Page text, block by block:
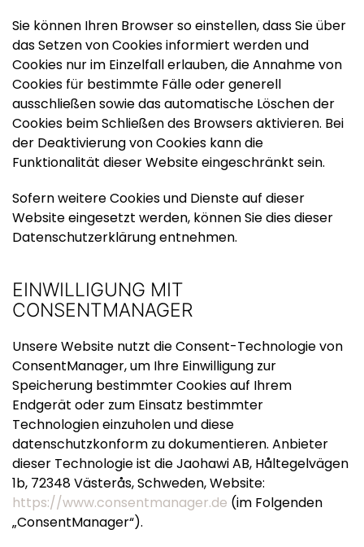
Sie können Ihren Browser so einstellen, dass Sie über
das Setzen von Cookies informiert werden und
Cookies nur im Einzelfall erlauben, die Annahme von
Cookies für bestimmte Fälle oder generell
ausschließen sowie das automatische Löschen der
Cookies beim Schließen des Browsers aktivieren. Bei
der Deaktivierung von Cookies kann die
Funktionalität dieser Website eingeschränkt sein.
Sofern weitere Cookies und Dienste auf dieser
Website eingesetzt werden, können Sie dies dieser
Datenschutzerklärung entnehmen.
EINWILLIGUNG MIT
CONSENTMANAGER
Unsere Website nutzt die Consent-Technologie von
ConsentManager, um Ihre Einwilligung zur
Speicherung bestimmter Cookies auf Ihrem
Endgerät oder zum Einsatz bestimmter
Technologien einzuholen und diese
datenschutzkonform zu dokumentieren. Anbieter
dieser Technologie ist die Jaohawi AB, Håltegelvägen
1b, 72348 Västerås, Schweden, Website:
https://www.consentmanager.de (im Folgenden
„ConsentManager“).